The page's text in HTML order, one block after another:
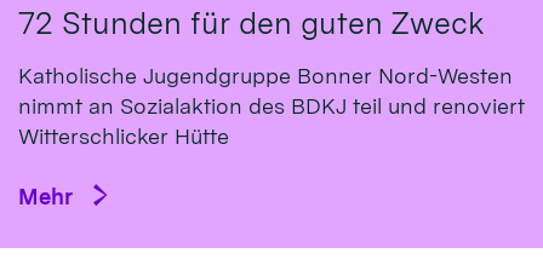
72 Stunden für den guten Zweck
Katholische Jugendgruppe Bonner Nord-Westen
nimmt an Sozialaktion des BDKJ teil und renoviert
Witterschlicker Hütte
Mehr